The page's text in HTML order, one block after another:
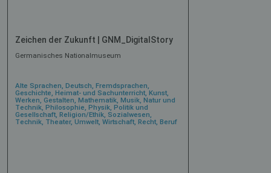
Zeichen der Zukunft | GNM_DigitalStory
Germanisches Nationalmuseum
Alte Sprachen, Deutsch, Fremdsprachen,
Geschichte, Heimat- und Sachunterricht, Kunst,
Werken, Gestalten, Mathematik, Musik, Natur und
Technik, Philosophie, Physik, Politik und
Gesellschaft, Religion/Ethik, Sozialwesen,
Technik, Theater, Umwelt, Wirtschaft, Recht, Beruf